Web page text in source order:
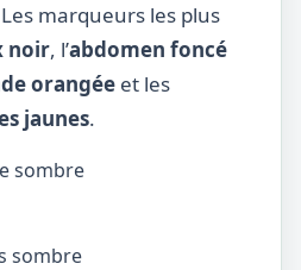
marqueurs les plus
noir, l’abdomen foncé
orangée et les
jaunes.
sombre
sombre